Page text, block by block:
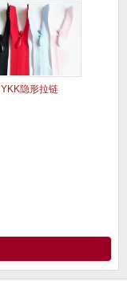
YKK隐形拉链